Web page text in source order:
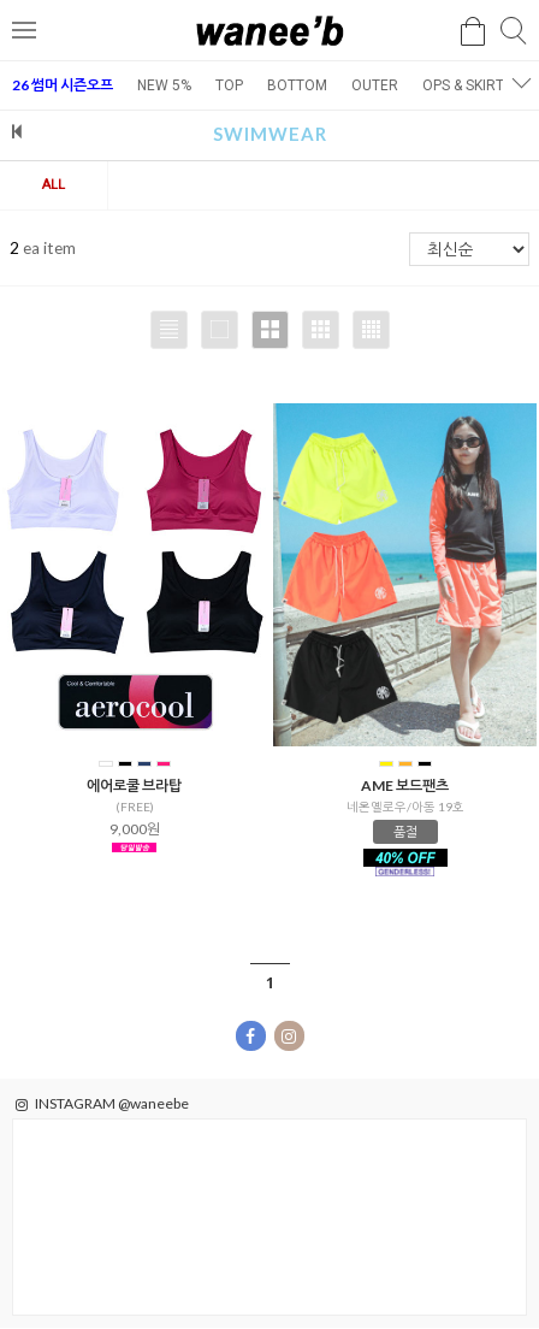
메
검
26 썸머 시즌오프 NEW 5% TOP BOTTOM OUTER OPS & SKIRT
SWIMWEAR
ALL
2 ea item
에어로쿨 브라탑
(FREE)
9,000원
AME 보드팬츠
네온옐로우/아동 19호
품절
1
INSTAGRAM @waneebe